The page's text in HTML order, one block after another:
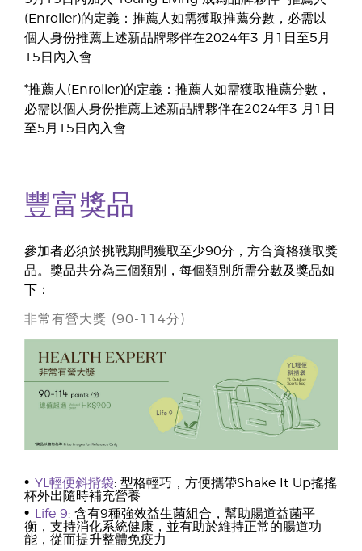
(Enroller)的定義：推薦人如需獲取推薦分數，必需以
個人身份推薦上述新品牌夥伴在2024年3 月1日至5月
15日內入會
*推薦人(Enroller)的定義：推薦人如需獲取推薦分數，
必需以個人身份推薦上述新品牌夥伴在2024年3 月1日
至5月15日內入會
豐富獎品
參加者必須於挑戰期間獲取至少90分，方合資格獲取獎
品。獎品共分為三個類別，每個類別所需分數及獎品如
下：
非常有營大獎 (90-114分)
• YL輕便斜揹袋: 型格輕巧，方便攜帶Shake It Up搖搖
杯外出隨時補充營養
• Life 9: 含有9種強效益生菌組合，幫助腸道益菌平
衡，支持消化系統健康，並有助於維持正常的腸道功
能，從而提升整體免疫力